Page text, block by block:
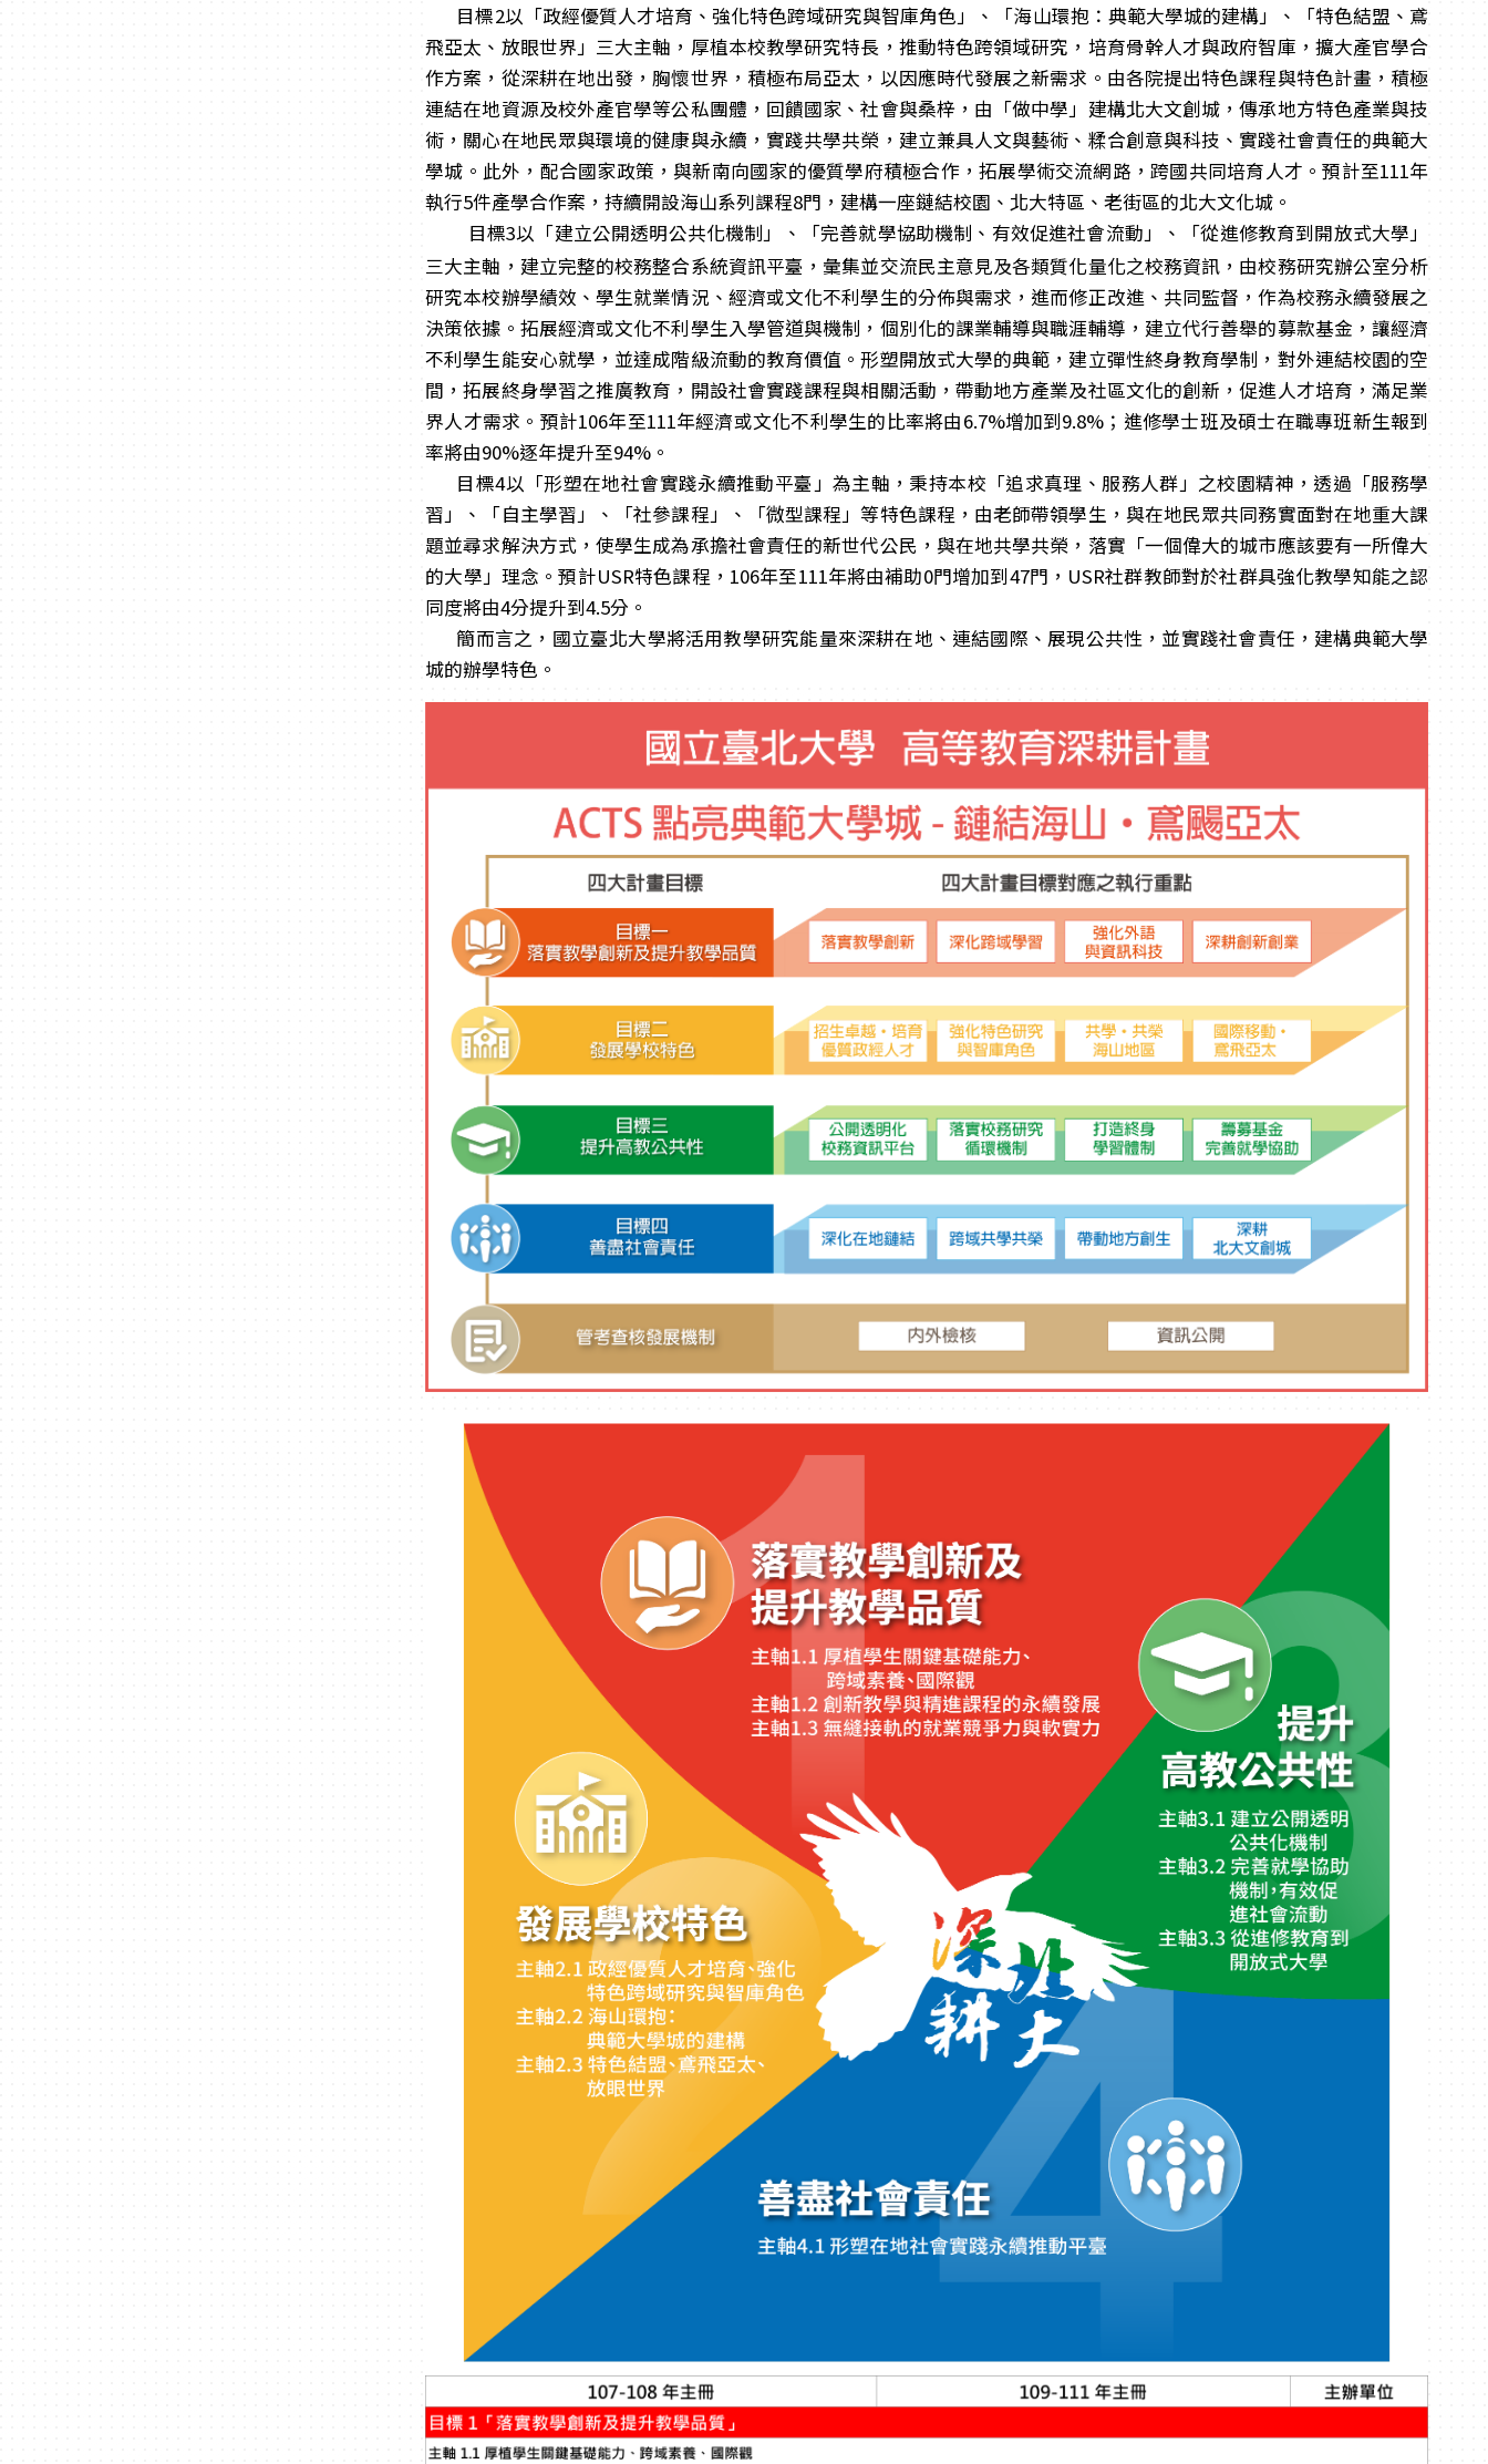
目標2以「政經優質人才培育、強化特色跨域研究與智庫角色」、「海山環抱：典範大學城的建構」、「特色結盟、鳶
飛亞太、放眼世界」三大主軸，厚植本校教學研究特長，推動特色跨領域研究，培育骨幹人才與政府智庫，擴大產官學合
作方案，從深耕在地出發，胸懷世界，積極布局亞太，以因應時代發展之新需求。由各院提出特色課程與特色計畫，積極
連結在地資源及校外產官學等公私團體，回饋國家、社會與桑梓，由「做中學」建構北大文創城，傳承地方特色產業與技
術，關心在地民眾與環境的健康與永續，實踐共學共榮，建立兼具人文與藝術、糅合創意與科技、實踐社會責任的典範大
學城。此外，配合國家政策，與新南向國家的優質學府積極合作，拓展學術交流網路，跨國共同培育人才。預計至111年
執行5件產學合作案，持續開設海山系列課程8門，建構一座鏈結校園、北大特區、老街區的北大文化城。
目標3以「建立公開透明公共化機制」、「完善就學協助機制、有效促進社會流動」、「從進修教育到開放式大學」
三大主軸，建立完整的校務整合系統資訊平臺，彙集並交流民主意見及各類質化量化之校務資訊，由校務研究辦公室分析
研究本校辦學績效、學生就業情況、經濟或文化不利學生的分佈與需求，進而修正改進、共同監督，作為校務永續發展之
決策依據。拓展經濟或文化不利學生入學管道與機制，個別化的課業輔導與職涯輔導，建立代行善舉的募款基金，讓經濟
不利學生能安心就學，並達成階級流動的教育價值。形塑開放式大學的典範，建立彈性終身教育學制，對外連結校園的空
間，拓展終身學習之推廣教育，開設社會實踐課程與相關活動，帶動地方產業及社區文化的創新，促進人才培育，滿足業
界人才需求。預計106年至111年經濟或文化不利學生的比率將由6.7%增加到9.8%；進修學士班及碩士在職專班新生報到
率將由90%逐年提升至94%。
目標4以「形塑在地社會實踐永續推動平臺」為主軸，秉持本校「追求真理、服務人群」之校園精神，透過「服務學
習」、「自主學習」、「社參課程」、「微型課程」等特色課程，由老師帶領學生，與在地民眾共同務實面對在地重大課
題並尋求解決方式，使學生成為承擔社會責任的新世代公民，與在地共學共榮，落實「一個偉大的城市應該要有一所偉大
的大學」理念。預計USR特色課程，106年至111年將由補助0門增加到47門，USR社群教師對於社群具強化教學知能之認
同度將由4分提升到4.5分。
簡而言之，國立臺北大學將活用教學研究能量來深耕在地、連結國際、展現公共性，並實踐社會責任，建構典範大學
城的辦學特色。